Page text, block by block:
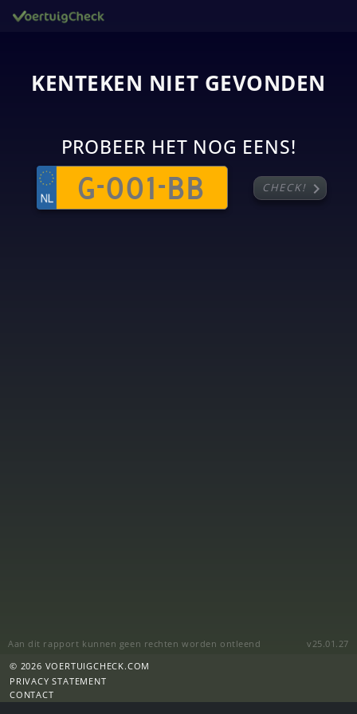
KENTEKEN NIET GEVONDEN
PROBEER HET NOG EENS!
CHECK! chevron_right
Aan dit rapport kunnen geen rechten worden ontleend
v25.01.27
© 2026 VOERTUIGCHECK.COM
PRIVACY STATEMENT
CONTACT